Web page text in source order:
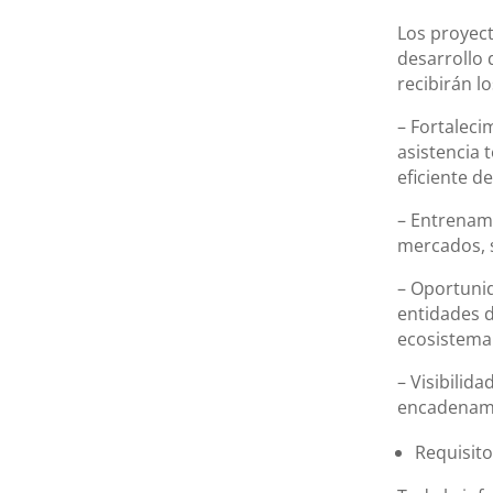
Los
desarrollo
recibirán
–
asistencia
eficiente
–
mercados,
–
entidades
–